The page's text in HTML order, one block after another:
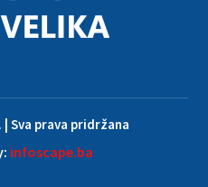
Sva prava pridržana
infoscape.ba